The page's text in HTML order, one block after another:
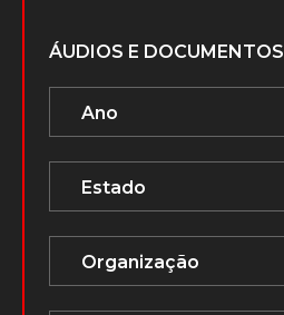
ÁUDIOS E DOCUMENTOS